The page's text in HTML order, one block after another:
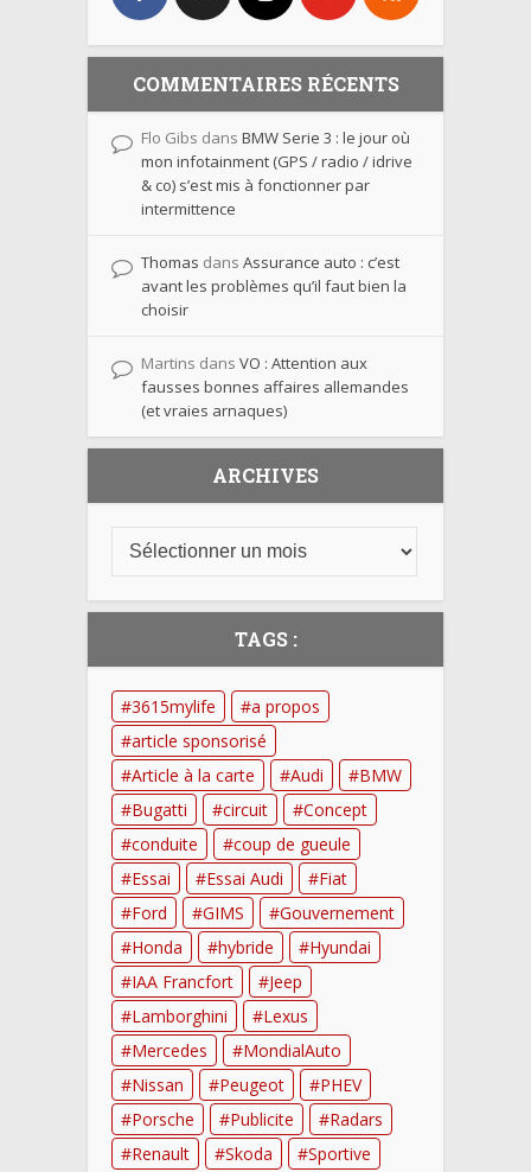
COMMENTAIRES RÉCENTS
Flo Gibs dans BMW Serie 3 : le jour où
mon infotainment (GPS / radio / idrive
& co) s’est mis à fonctionner par
intermittence
Thomas dans Assurance auto : c’est
avant les problèmes qu’il faut bien la
choisir
Martins dans VO : Attention aux
fausses bonnes affaires allemandes
(et vraies arnaques)
ARCHIVES
TAGS :
3615mylife
a propos
article sponsorisé
Article à la carte
Audi
BMW
Bugatti
circuit
Concept
conduite
coup de gueule
Essai
Essai Audi
Fiat
Ford
GIMS
Gouvernement
Honda
hybride
Hyundai
IAA Francfort
Jeep
Lamborghini
Lexus
Mercedes
MondialAuto
Nissan
Peugeot
PHEV
Porsche
Publicite
Radars
Renault
Skoda Sportive